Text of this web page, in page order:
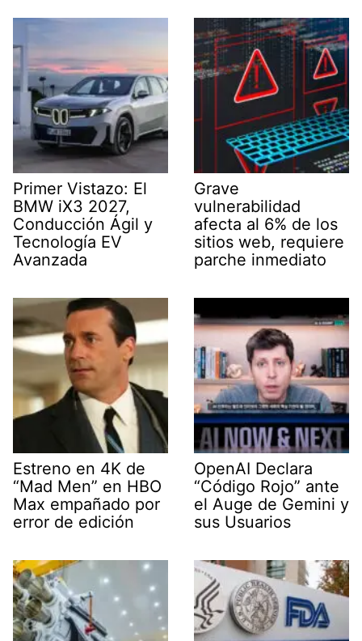
Primer Vistazo: El
BMW iX3 2027,
Conducción Ágil y
Tecnología EV
Avanzada
Grave
vulnerabilidad
afecta al 6% de los
sitios web, requiere
parche inmediato
Estreno en 4K de
“Mad Men” en HBO
Max empañado por
error de edición
OpenAI Declara
“Código Rojo” ante
el Auge de Gemini y
sus Usuarios